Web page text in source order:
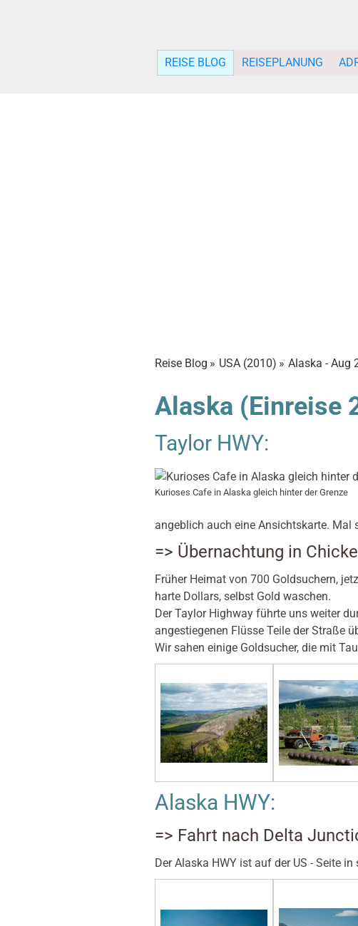
REISE BLOG REISEPLANUNG
Reise Blog USA (2010) Alaska - Aug
Alaska (Einreise
Taylor HWY:
Kurioses Cafe in Alaska gleich hinter der Grenze
angeblich auch eine Ansichtskarte. Mal
=> Übernachtung in
Früher Heimat von 700 Goldsuchern,
harte Dollars, selbst Gold waschen.
Der Taylor Highway führte uns weiter
angestiegenen Flüsse Teile der Straße
Wir sahen einige Goldsucher, die mit
Alaska HWY:
=> Fahrt nach Delta
Der Alaska HWY ist auf der US - Seite